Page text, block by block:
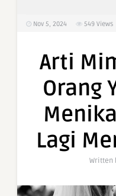
Nov 5, 2024 549 Views
Arti
Orang
Lagi
Written